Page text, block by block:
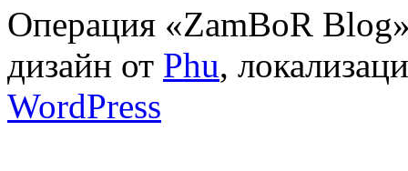
Операция «ZamBoR
дизайн от Phu,
WordPress